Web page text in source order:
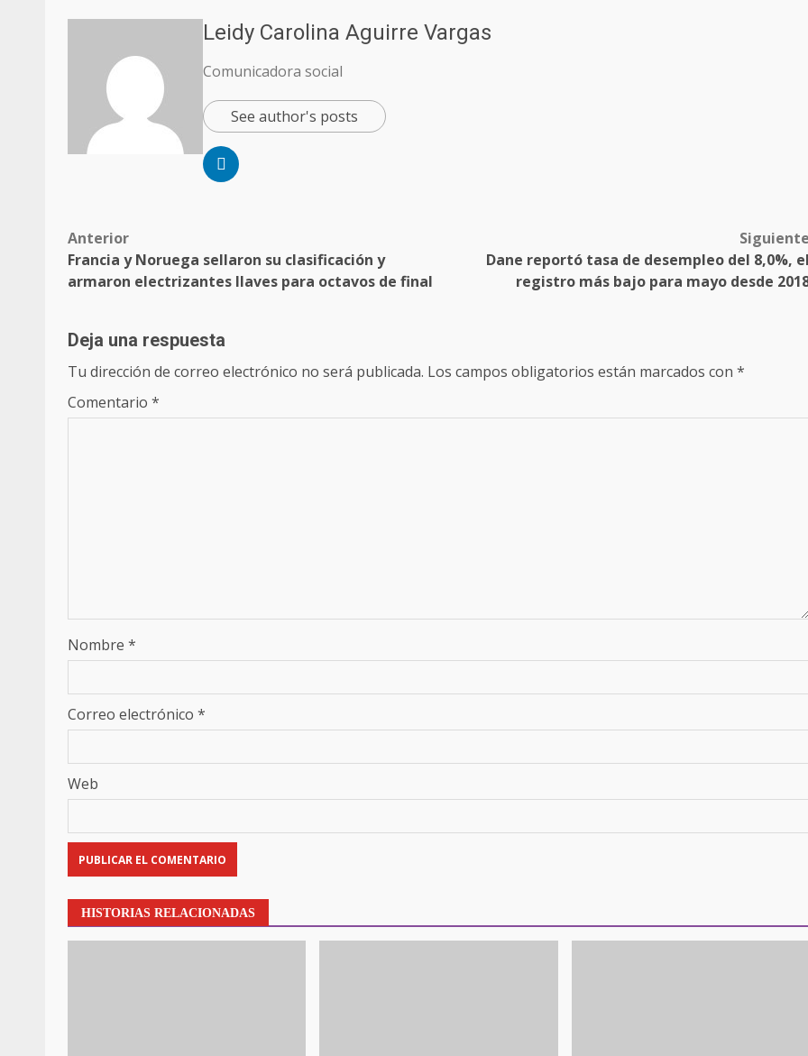
Leidy Carolina Aguirre Vargas
Comunicadora social
See author's posts
Anterior
Francia y Noruega sellaron su clasificación y
armaron electrizantes llaves para octavos de final
Siguiente
Dane reportó tasa de desempleo del 8,0%, el
registro más bajo para mayo desde
Deja una respuesta
Tu dirección de correo electrónico no será publicada. Los campos obligatorios están marcados con *
Comentario *
Nombre *
Correo electrónico *
Web
HISTORIAS RELACIONADAS